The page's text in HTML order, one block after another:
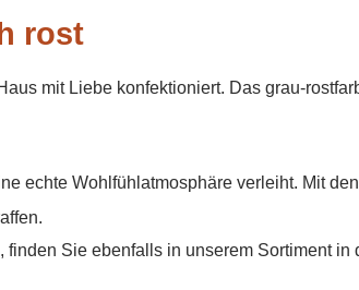
rost
mit Liebe konfektioniert. Das grau-
echte Wohlfühlatmosphäre verleiht. Mit
Sie ebenfalls in unserem Sortiment in